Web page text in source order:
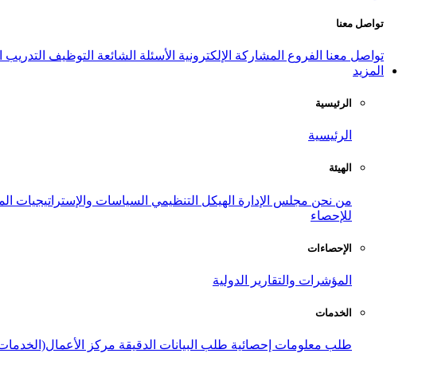
تواصل معنا
تواصل معنا الفروع المشاركة الإلكترونية الأسئلة الشائعة التوظيف التدريب
المزيد
الرئيسية
الرئيسية
الهيئة
من نحن مجلس الإدارة الهيكل التنظيمي السياسات والإستراتيجيات
للإحصاء
الإحصاءات
المؤشرات والتقارير الدولية
الخدمات
طلب معلومات إحصائية طلب البيانات الدقيقة مركز